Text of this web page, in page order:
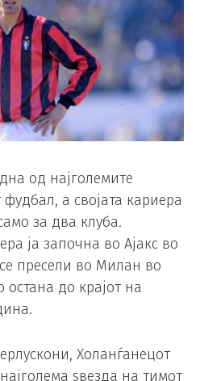
од најголемите
а својата кариера
за два клуба.
ја започна во Ајакс во
пресели во Милан во
до крајот на
Холанѓанецот
ѕвезда на тимот